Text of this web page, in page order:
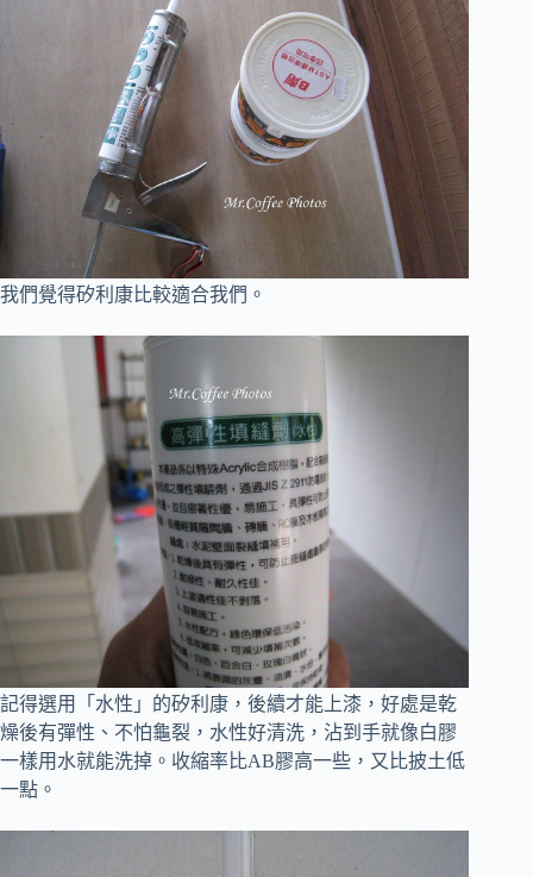
我們覺得矽利康比較適合我們。
記得選用「水性」的矽利康，後續才能上漆， 好處是乾
燥後有彈性、不怕龜裂，水性好清洗，沾到手就像白膠
一樣用水就能洗掉。收縮率比AB膠高一些，又比披土低
一點。